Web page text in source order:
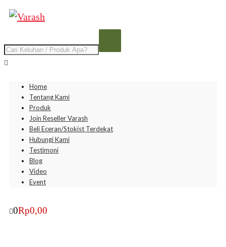
Home
Tentang Kami
Produk
Join Reseller Varash
Beli Eceran/Stokist Terdekat
Hubungi Kami
Testimoni
Blog
Video
Event
0Rp0,00